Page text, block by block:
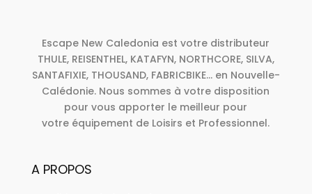
Escape New Caledonia est votre distributeur
THULE, REISENTHEL, KATAFYN, NORTHCORE, SILVA,
SANTAFIXIE, THOUSAND, FABRICBIKE... en Nouvelle-
Calédonie. Nous sommes à votre disposition
pour vous apporter le meilleur pour
votre équipement de Loisirs et Professionnel.
A PROPOS